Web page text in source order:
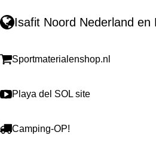
Isafit Noord Nederland en
Sportmaterialenshop.nl
Playa del SOL site
Camping-OP!